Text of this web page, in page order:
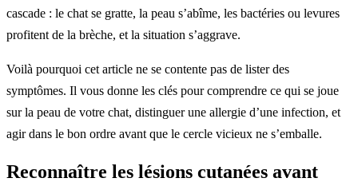
cascade : le chat se gratte, la peau s’abîme, les bactéries ou levures
profitent de la brèche, et la situation s’aggrave.
Voilà pourquoi cet article ne se contente pas de lister des
symptômes. Il vous donne les clés pour comprendre ce qui se joue
sur la peau de votre chat, distinguer une allergie d’une infection, et
agir dans le bon ordre avant que le cercle vicieux ne s’emballe.
Reconnaître les lésions cutanées avant